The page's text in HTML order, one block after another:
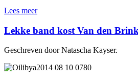
Lees meer
Lekke band kost Van den
Geschreven door Natascha Kayser.